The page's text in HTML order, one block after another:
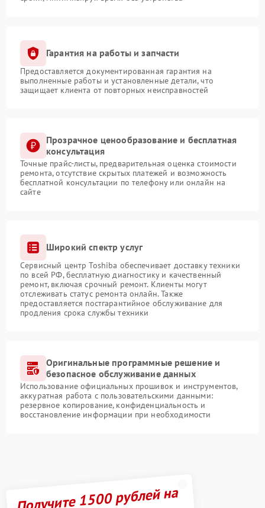
Гарантия на работы и запчасти
Предоставляется документированная гарантия на
выполненные работы и установленные детали, что
защищает клиента от повторных неисправностей
Прозрачное ценообразование и бесплатная
консультация
Точные прайс-листы, предварительная оценка стоимости
ремонта, отсутствие скрытых платежей и возможность
бесплатной консультации по телефону или онлайн на
сайте
Широкий спектр услуг
Сервисный центр Toshiba обеспечивает доставку техники
по всей РФ, бесплатную диагностику и качественный
ремонт, включая срочный ремонт. Клиенты могут
отслеживать статус ремонта онлайн. Также
предоставляется постгарантийное обслуживание для
продления срока службы техники
Оригинальные программные решение и
безопасное обслуживание данных
Использование официальных прошивок и инструментов,
аккуратная работа с пользовательскими данными:
резервное копирование, конфиденциальность и
восстановление информации при необходимости
Получите 1500 рублей на